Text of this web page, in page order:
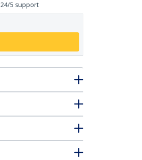
24/5 support